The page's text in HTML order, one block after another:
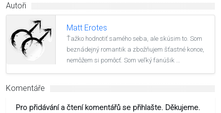
Autoři
Matt Erotes
Ťažko hodnotiť samého seba, ale skúsim to. Som
beznádejný romantik a zbožňujem šťastné konce,
nemôžem si pomôcť. Som veľký fanúšik …
Komentáře
Pro přidávání a čtení komentářů se přihlašte. Děkujeme.